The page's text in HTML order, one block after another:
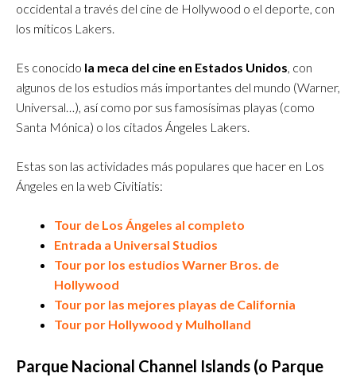
occidental a través del cine de Hollywood o el deporte, con
los míticos Lakers.
Es conocido la meca del cine en Estados Unidos, con
algunos de los estudios más importantes del mundo (Warner,
Universal…), así como por sus famosísimas playas (como
Santa Mónica) o los citados Ángeles Lakers.
Estas son las actividades más populares que hacer en Los
Ángeles en la web Civitiatis:
Tour de Los Ángeles al completo
Entrada a Universal Studios
Tour por los estudios Warner Bros. de
Hollywood
Tour por las mejores playas de California
Tour por Hollywood y Mulholland
Parque Nacional Channel Islands (o Parque